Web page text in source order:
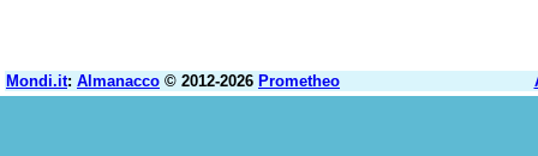
Mondi.it: Almanacco © 2012-2026 Prometheo